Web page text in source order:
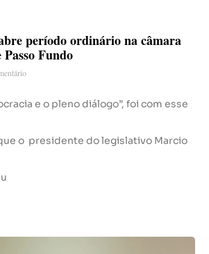
período ordinário na câmara
Passo Fundo
e o pleno diálogo”, foi com esse
o presidente do legislativo Marcio